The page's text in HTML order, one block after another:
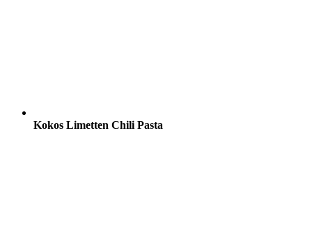
Kokos Limetten Chili Pasta